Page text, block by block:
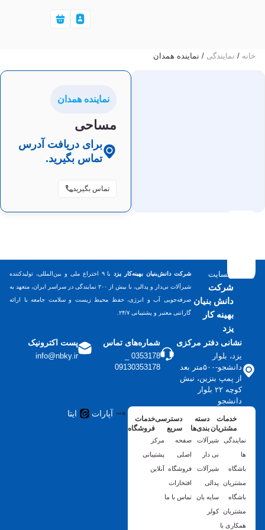
خانه / نمایندگی‌ / نماینده همدان
نماینده همدان
مساحی
برای دریافت آدرس
تماس بگیرید.
تماس بگیرید
وبسایت
شرکت
دانش بنیان
بهینه کار
یزد
شرکت دانش‌بنیان بهینه‌کار یزد
با ۹ اختراع ملی و بین‌المللی، تولیدکننده
شیرآلات نی‌دار و پدالی، با بیش از ۲۰۰ نمایندگی در سراسر ایران، متعهد به
صرفه‌جویی آب و انرژی، حفظ محیط زیست و سلامت جامعه با ارائه
گارانتی معتبر و پشتیبانی ۲۴/۷.
نشانی دفتر مرکزی
یزد، بلوار
دانشجو-۵۰۰متر بعد
از پمپ بنزین، نبش
کوچه ۲۲ بلوار
دانشجو
شماره‌های تماس
09130353178
پست اکترونیک
info@nbky.ir
خدمات
مشتریان
نمایندگی
ها
باشگاه
مشتریان
باشگاه
مشتریان
همکاری با
دسته
بندی‌ها
شیرآلات
نی دار
شیرآلات
پدالی
سایه بان
کولر
دسترسی
سریع
صفحه
اصلی
فروشگاه
افتخارات
تماس با ما
خدمات
فروشگاه
مرکز
پشتیبانی
آنلاین
آپارات ایتا